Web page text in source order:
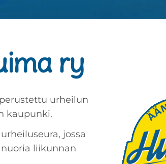
ry
urheilun
kaupunki.
jossa
liikunnan